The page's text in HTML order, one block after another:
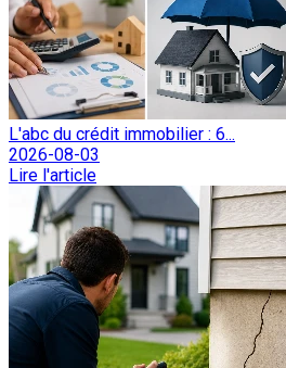
L'abc du crédit immobilier : 6...
2026-08-03
Lire l'article